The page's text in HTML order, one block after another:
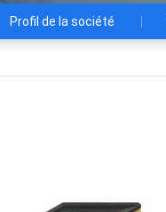
Profil de la société